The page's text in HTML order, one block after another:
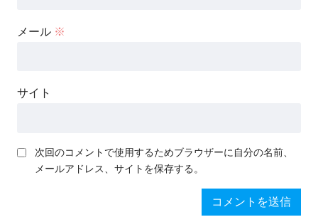
メール ※
サイト
次回のコメントで使用するためブラウザーに自分の名前、
メールアドレス、サイトを保存する。